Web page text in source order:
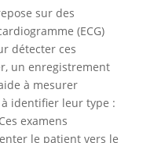
sur des
(ECG)
détecter ces
un enregistrement
à mesurer
identifier leur type :
examens
le patient vers le